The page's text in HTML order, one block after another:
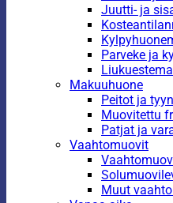
Juutti- ja
Parveke ja
Makuuhuone
Peitot ja
Muovitettu
Patjat ja
Vaahtomuovit
Muut